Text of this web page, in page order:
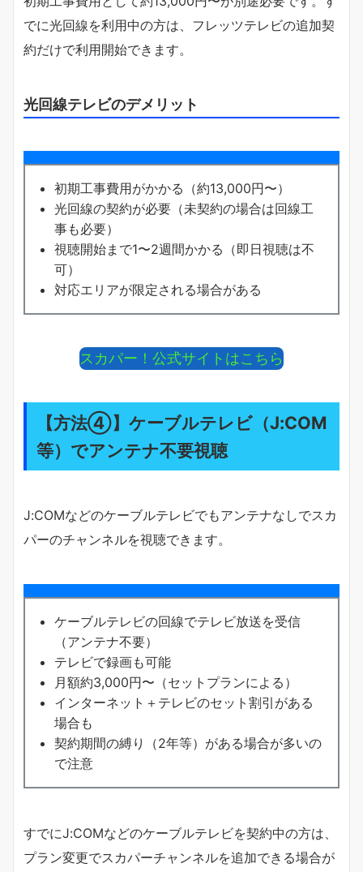
でに光回線を利用中の方は、フレッツテレビの追加契
約だけで利用開始できます。
光回線テレビのデメリット
初期工事費用がかかる（約13,000円〜）
光回線の契約が必要（未契約の場合は回線工
事も必要）
視聴開始まで1〜2週間かかる（即日視聴は不
可）
対応エリアが限定される場合がある
スカパー！公式サイトはこちら
【方法④】ケーブルテレビ（J:COM
等）でアンテナ不要視聴
J:COMなどのケーブルテレビでもアンテナなしでスカ
パーのチャンネルを視聴できます。
ケーブルテレビの回線でテレビ放送を受信
（アンテナ不要）
テレビで録画も可能
月額約3,000円〜（セットプランによる）
インターネット＋テレビのセット割引がある
場合も
契約期間の縛り（2年等）がある場合が多いの
で注意
すでにJ:COMなどのケーブルテレビを契約中の方は、
プラン変更でスカパーチャンネルを追加できる場合が